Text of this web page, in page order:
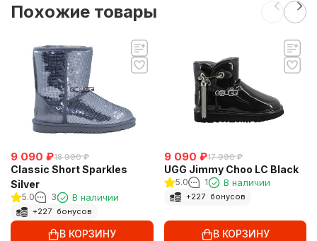
Похожие товары
9 090 ₽18 990 ₽
Classic Short Sparkles
Silver
5.0 3 В наличии
+227 бонусов
В КОРЗИНУ
9 090 ₽17 990 ₽
UGG Jimmy Choo LC Black
5.0 1 В наличии
+227 бонусов
В КОРЗИНУ